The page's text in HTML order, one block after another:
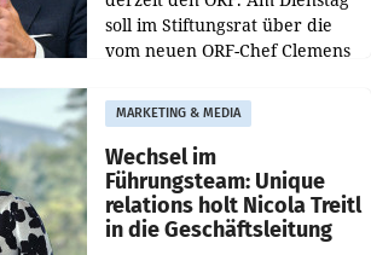
soll im Stiftungsrat über die
vom neuen ORF-Chef Clemens
Besetzungen für die
Direktionen abgestimmt
werden.
MARKETING & MEDIA
Wechsel im
Führungsteam: Unique
relations holt Nicola Treitl
in die Geschäftsleitung